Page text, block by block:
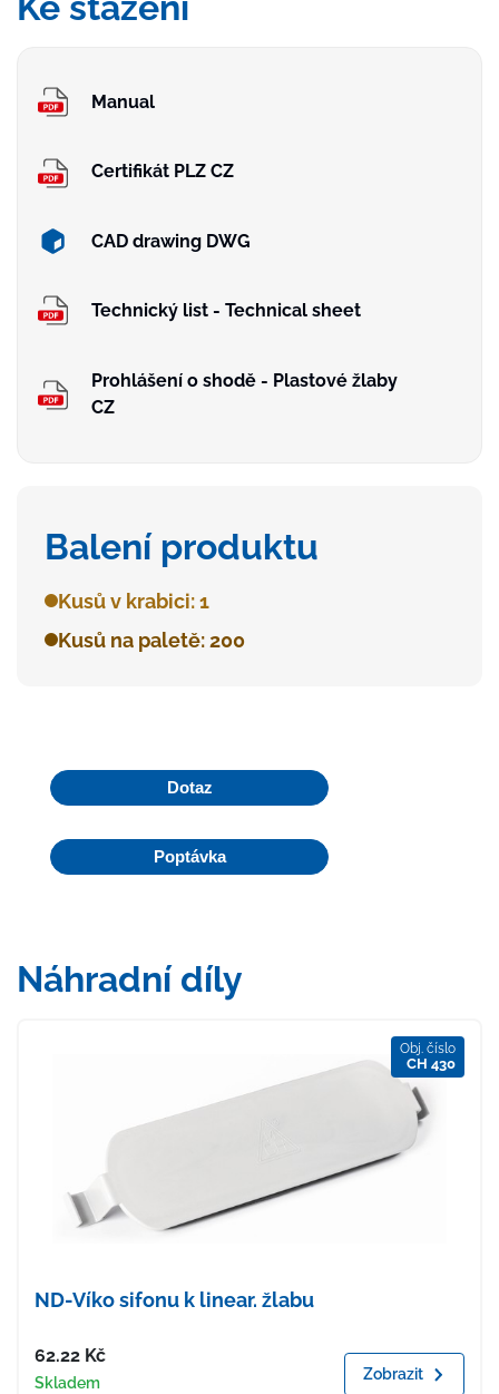
Manual
Certifikát PLZ CZ
CAD drawing DWG
Technický list - Technical sheet
Prohlášení o shodě - Plastové žlaby
CZ
Balení produktu
Kusů v krabici: 1
Kusů na paletě: 200
Dotaz
Poptávka
Náhradní díly
Obj. číslo
CH 430
ND-Víko sifonu k linear. žlabu
Cena
62.22 Kč
Dostupnost
Skladem Zobrazit